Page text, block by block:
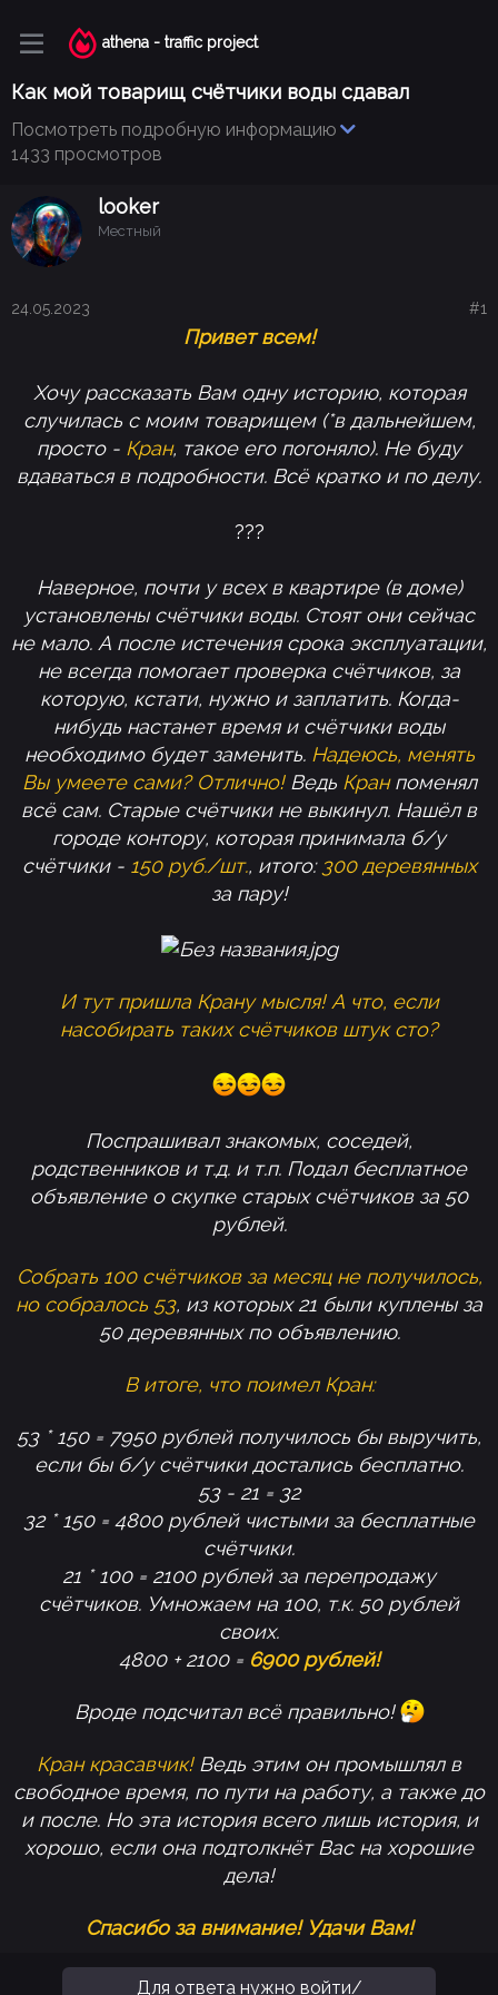
athena - traffic project
Как мой товарищ счётчики воды сдавал
Посмотреть подробную информацию
1433 просмотров
looker
Местный
24.05.2023 #1
Привет всем!
Хочу рассказать Вам одну историю, которая
случилась с моим товарищем (*в дальнейшем,
просто - Кран, такое его погоняло). Не буду
вдаваться в подробности. Всё кратко и по делу.
???
Наверное, почти у всех в квартире (в доме)
установлены счётчики воды. Стоят они сейчас
не мало. А после истечения срока эксплуатации,
не всегда помогает проверка счётчиков, за
которую, кстати, нужно и заплатить. Когда-
нибудь настанет время и счётчики воды
необходимо будет заменить. Надеюсь, менять
Вы умеете сами? Отлично!Ведь Кранпоменял
всё сам. Старые счётчики не выкинул. Нашёл в
городе контору, которая принимала б/у
счётчики - 150 руб./шт., итого: 300 деревянных
за пару!
И тут пришла Крану мысля! А что, если
насобирать таких счётчиков штук сто?
Поспрашивал знакомых, соседей,
родственников и т.д. и т.п. Подал бесплатное
объявление о скупке старых счётчиков за 50
рублей.
Собрать 100 счётчиков за месяц не получилось,
но собралось 53, из которых 21 были куплены за
50 деревянных по объявлению.
В итоге, что поимел Кран:
53 * 150 = 7950 рублей получилось бы выручить,
если бы б/у счётчики достались бесплатно.
53 - 21 = 32
32 * 150 = 4800 рублей чистыми за бесплатные
счётчики.
21 * 100 = 2100 рублей за перепродажу
счётчиков. Умножаем на 100, т.к. 50 рублей
своих.
4800 + 2100 = 6900 рублей!
Вроде подсчитал всё правильно!
Кран красавчик!Ведь этим он промышлял в
свободное время, по пути на работу, а также до
и после. Но эта история всего лишь история, и
хорошо, если она подтолкнёт Вас на хорошие
дела!
Спасибо за внимание! Удачи Вам!
Для ответа нужно войти/